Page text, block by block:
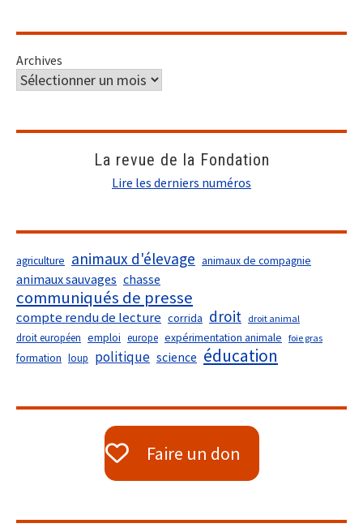
Archives
La revue de la Fondation
Lire les derniers numéros
agriculture animaux d'élevage animaux de compagnie
animaux sauvages chasse
communiqués de presse
compte rendu de lecture corrida droit droit animal
droit européen emploi europe expérimentation animale foie gras
formation loup politique science éducation
Faire un don